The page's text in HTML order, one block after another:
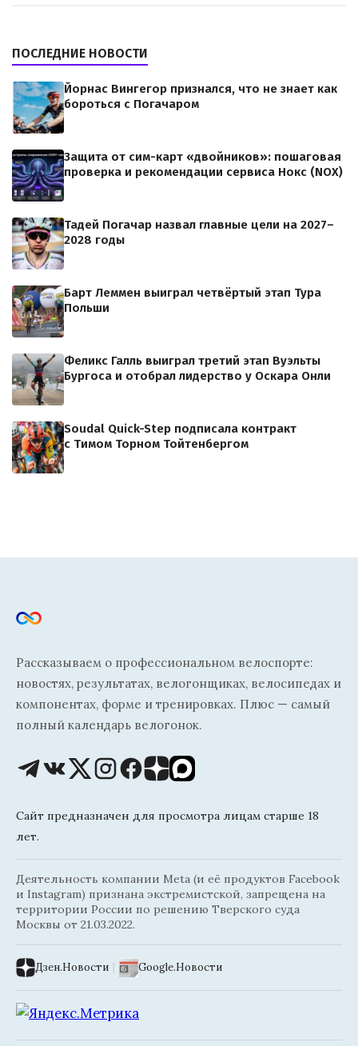
ПОСЛЕДНИЕ НОВОСТИ
Йорнас Вингегор признался, что не знает как
бороться с Погачаром
Защита от сим-карт «двойников»: пошаговая
проверка и рекомендации сервиса Нокс (NOX)
Тадей Погачар назвал главные цели на 2027–
2028 годы
Барт Леммен выиграл четвёртый этап Тура
Польши
Феликс Галль выиграл третий этап Вуэльты
Бургоса и отобрал лидерство у Оскара Онли
Soudal Quick-Step подписала контракт
с Тимом Торном Тойтенбергом
Рассказываем о профессиональном велоспорте:
новостях, результатах, велогонщиках, велосипедах и
компонентах, форме и тренировках. Плюс — самый
полный календарь велогонок.
Сайт предназначен для просмотра лицам старше 18
лет.
Деятельность компании Meta (и её продуктов Facebook
и Instagram) признана экстремистской, запрещена на
территории России по решению Тверского суда
Москвы от 21.03.2022.
Дзен.Новости | Google.Новости